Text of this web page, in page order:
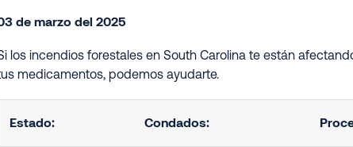
de marzo del 2025
los incendios forestales en South Carolina te están
medicamentos, podemos ayudarte.
Estado: Condados: